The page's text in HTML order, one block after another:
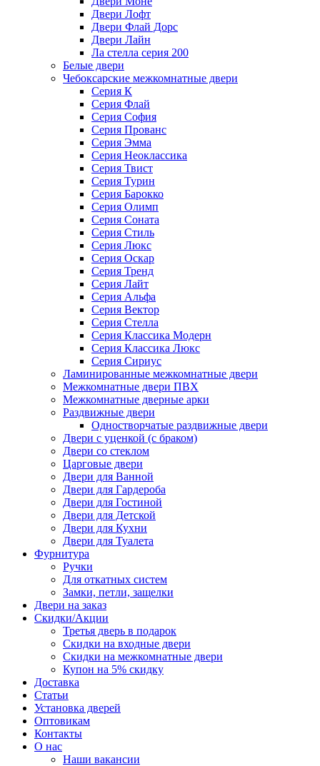
Двери Лофт
Двери Флай Дорс
Двери Лайн
Ла стелла серия 200
Белые двери
Чебоксарские межкомнатные двери
Серия К
Серия Флай
Серия София
Серия Прованс
Серия Эмма
Серия Неоклассика
Серия Твист
Серия Турин
Серия Барокко
Серия Олимп
Серия Соната
Серия Стиль
Серия Люкс
Серия Оскар
Серия Тренд
Серия Лайт
Серия Альфа
Серия Вектор
Серия Стелла
Серия Классика Модерн
Серия Классика Люкс
Серия Сириус
Ламинированные межкомнатные двери
Межкомнатные двери ПВХ
Межкомнатные дверные арки
Раздвижные двери
Одностворчатые раздвижные двери
Двери с уценкой (с браком)
Двери со стеклом
Царговые двери
Двери для Ванной
Двери для Гардероба
Двери для Гостиной
Двери для Детской
Двери для Кухни
Двери для Туалета
Фурнитура
Ручки
Для откатных систем
Замки, петли, защелки
Двери на заказ
Скидки/Акции
Третья дверь в подарок
Скидки на входные двери
Скидки на межкомнатные двери
Купон на 5% скидку
Доставка
Статьи
Установка дверей
Оптовикам
Контакты
О нас
Наши вакансии